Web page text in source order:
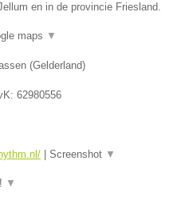
en in de provincie Friesland.
maps ▼
(Gelderland)
62980556
| Screenshot ▼
▼